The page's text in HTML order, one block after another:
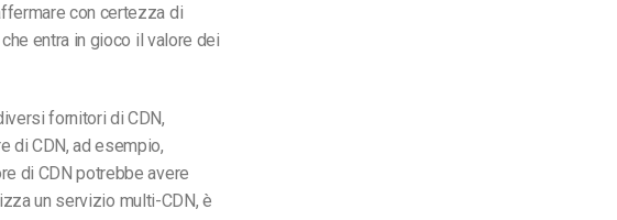
con certezza di
entra in gioco il valore dei
fornitori di CDN,
di CDN, ad esempio,
di CDN potrebbe avere
un servizio multi-CDN, è